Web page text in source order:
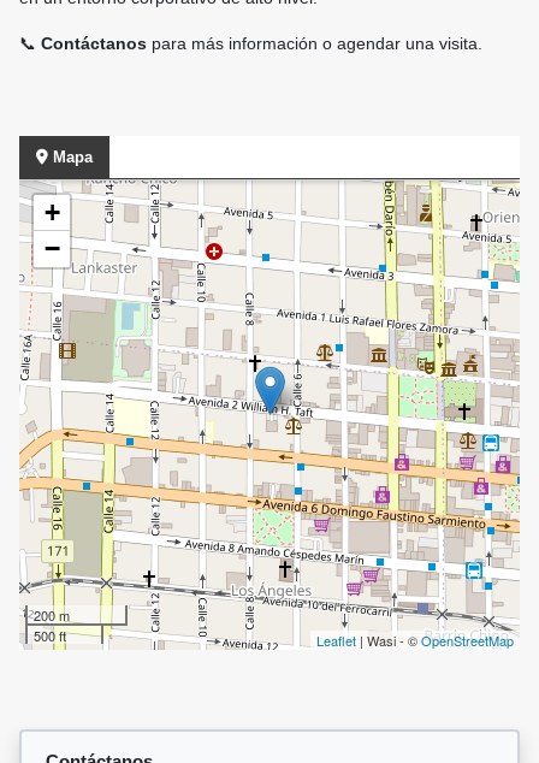
📞 Contáctanos para más información o agendar una visita.
Mapa
+
−
200 m
500 ft
Leaflet | Wasi - ©OpenStreetMap